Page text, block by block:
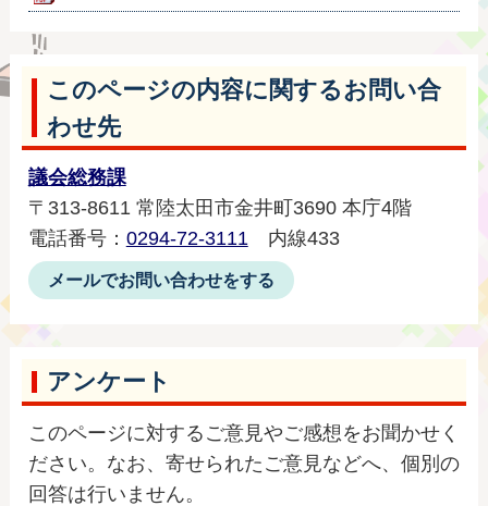
このページの内容に関するお問い合
わせ先
議会総務課
〒313-8611 常陸太田市金井町3690 本庁4階
電話番号： 0294-72-3111内線433
メールでお問い合わせをする
アンケート
このページに対するご意見やご感想をお聞かせく
ださい。なお、寄せられたご意見などへ、個別の
回答は行いません。